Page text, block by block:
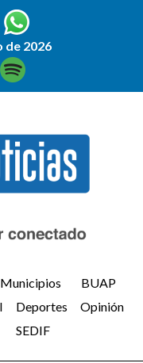
de 2026
Municipios
BUAP
Deportes
Opinión
SEDIF